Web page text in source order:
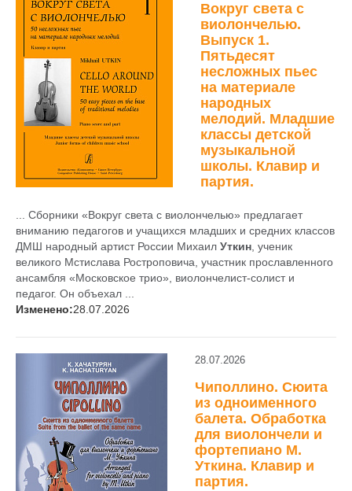
Вокруг света с
виолончелью.
Выпуск 1.
Пятьдесят
несложных пьес
на материале
народных
мелодий. Младшие
классы детской
музыкальной
школы. Клавир и
партия.
... Сборники «Вокруг света с виолончелью» предлагает
вниманию педагогов и учащихся младших и средних классов
ДМШ народный артист России Михаил Уткин , ученик
великого Мстислава Ростроповича, участник прославленного
ансамбля «Московское трио», виолончелист-солист и
педагог. Он объехал ...
Изменено:28.07.2026
28.07.2026
Чиполлино. Сюита
из одноименного
балета. Обработка
для виолончели и
фортепиано М.
Уткина. Клавир и
партия.